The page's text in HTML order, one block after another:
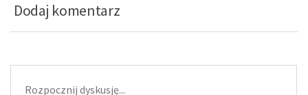
Dodaj komentarz